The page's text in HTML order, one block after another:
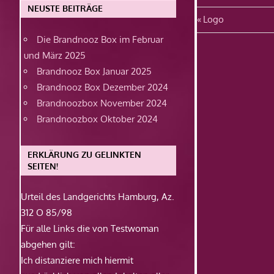
Vorheriger
Beitrag:
Logo
NEUSTE BEITRÄGE
Die Brandnooz Box im Februar
und März 2025
Brandnooz Box Januar 2025
Brandnooz Box Dezember 2024
Brandnoozbox November 2024
Brandnoozbox Oktober 2024
ERKLÄRUNG ZU GELINKTEN
SEITEN!
Urteil des Landgerichts Hamburg, Az.
312 O 85/98
Für alle Links die von Testwoman
abgehen gilt:
Ich distanziere mich hiermit